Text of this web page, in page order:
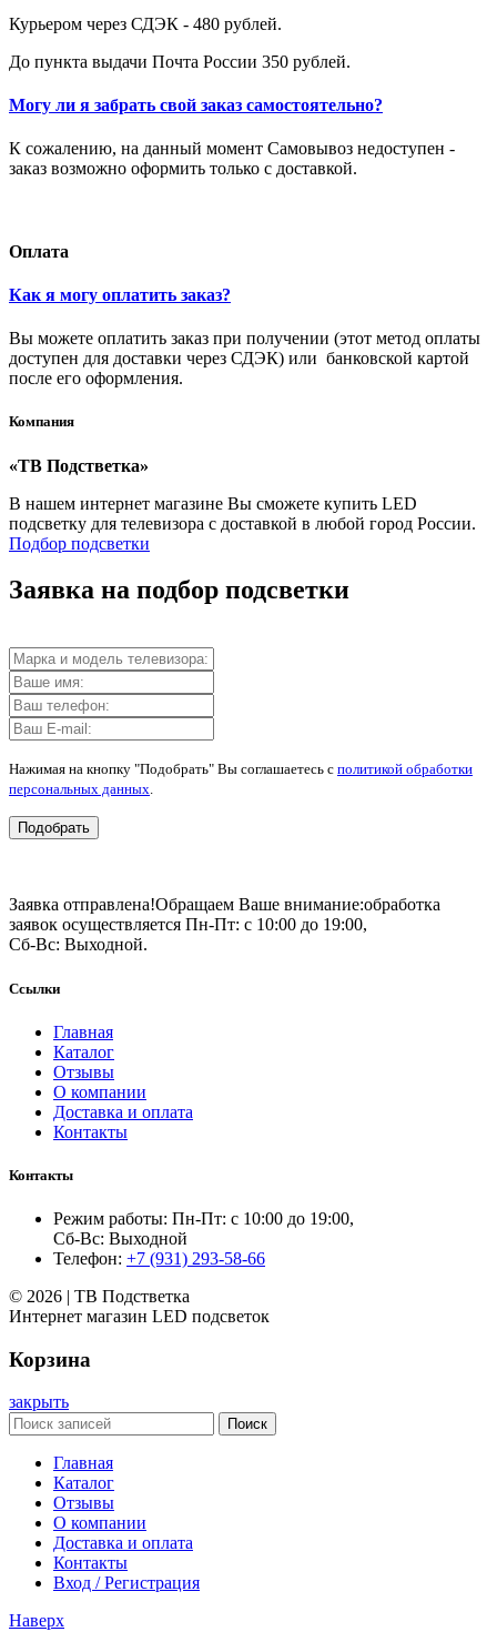
Курьером через СДЭК - 480 рублей.
До пункта выдачи Почта России 350 рублей.
Могу ли я забрать свой заказ самостоятельно?
К сожалению, на данный момент Самовывоз недоступен -
заказ возможно оформить только с доставкой.
Оплата
Как я могу оплатить заказ?
Вы можете оплатить заказ при получении (этот метод оплаты
доступен для доставки через СДЭК) или банковской картой
после его оформления.
Компания
«ТВ Подстветка»
В нашем интернет магазине Вы сможете купить LED
подсветку для телевизора с доставкой в любой город России.
Подбор подсветки
Заявка на подбор подсветки
Нажимая на кнопку "Подобрать" Вы соглашаетесь с политикой обработки
персональных данных.
Подобрать
Заявка отправлена!Обращаем Ваше внимание:обработка
заявок осуществляется Пн-Пт: с 10:00 до 19:00,
Сб-Вс: Выходной.
Ссылки
Главная
Каталог
Отзывы
О компании
Доставка и оплата
Контакты
Контакты
Режим работы: Пн-Пт: с 10:00 до 19:00,
Сб-Вс: Выходной
Телефон: +7 (931) 293-58-66
© 2026 | ТВ Подстветка
Интернет магазин LED подсветок
Корзина
закрыть
Поиск
Главная
Каталог
Отзывы
О компании
Доставка и оплата
Контакты
Вход / Регистрация
Наверх